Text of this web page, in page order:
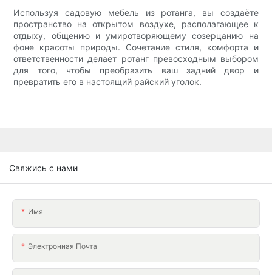
Используя садовую мебель из ротанга, вы создаёте
пространство на открытом воздухе, располагающее к
отдыху, общению и умиротворяющему созерцанию на
фоне красоты природы. Сочетание стиля, комфорта и
ответственности делает ротанг превосходным выбором
для того, чтобы преобразить ваш задний двор и
превратить его в настоящий райский уголок.
Свяжись с нами
Имя
Электронная Почта